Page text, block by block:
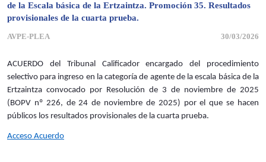
de la Escala básica de la Ertzaintza. Promoción 35. Resultados
provisionales de la cuarta prueba.
AVPE-PLEA 30/03/2026
ACUERDO del Tribunal Calificador encargado del procedimiento
selectivo para ingreso en la categoría de agente de la escala básica de la
Ertzaintza convocado por Resolución de 3 de noviembre de 2025
(BOPV nº 226, de 24 de noviembre de 2025) por el que se hacen
públicos los resultados provisionales de la cuarta prueba.
Acceso Acuerdo